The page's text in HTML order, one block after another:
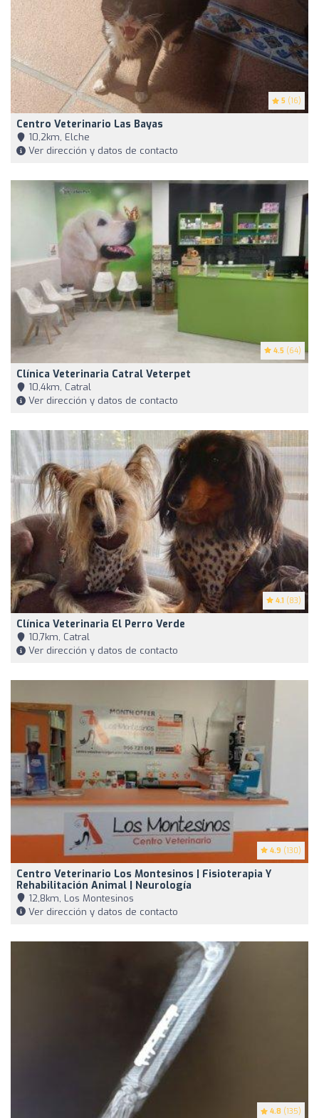
5 (16)
Centro Veterinario Las Bayas
10,2km, Elche
Ver dirección y datos de contacto
4.5 (64)
Clínica Veterinaria Catral Veterpet
10,4km, Catral
Ver dirección y datos de contacto
4.1 (83)
Clínica Veterinaria El Perro Verde
10,7km, Catral
Ver dirección y datos de contacto
4.9 (130)
Centro Veterinario Los Montesinos | Fisioterapia Y
Rehabilitación Animal | Neurología
12,8km, Los Montesinos
Ver dirección y datos de contacto
4.8 (135)